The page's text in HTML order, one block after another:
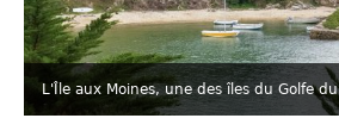
L'Île aux Moines, une des îles du Golfe